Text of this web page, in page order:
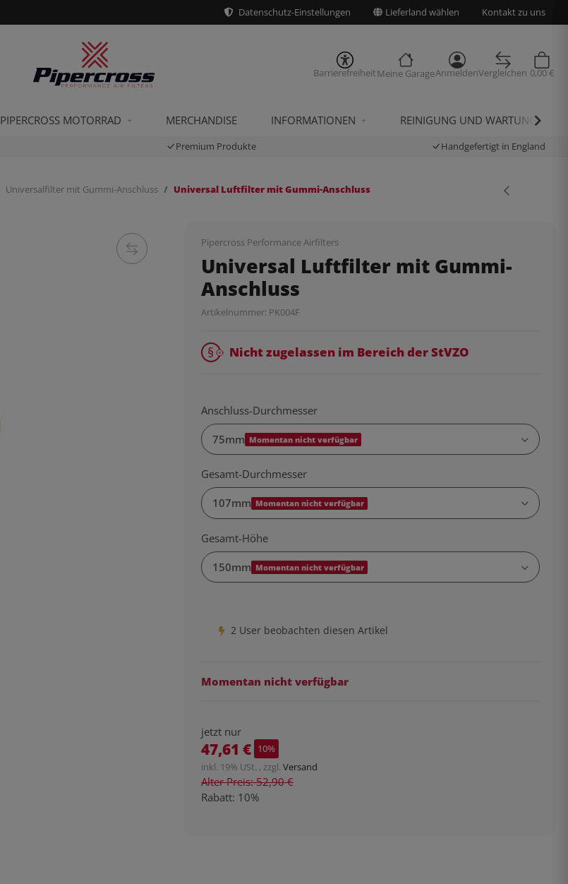
Datenschutz-Einstellungen Lieferland wählen Kontakt zu uns
BarrierefreiheitMeine GarageAnmeldenVergleichen 0,00 €
PIPERCROSS MOTORRAD MERCHANDISE INFORMATIONEN REINIGUNG UND WARTUNG
Premium Produkte Handgefertigt in England
Universalfilter mit Gummi-Anschluss Universal Luftfilter mit Gummi-Anschluss
Pipercross Performance Airfilters
Universal Luftfilter mit Gummi-
Anschluss
Artikelnummer: PK004F
Nicht zugelassen im Bereich der StVZO
Anschluss-Durchmesser
75mm Momentan nicht verfügbar
Gesamt-Durchmesser
107mm Momentan nicht verfügbar
Gesamt-Höhe
150mm Momentan nicht verfügbar
2 User beobachten diesen Artikel
Momentan nicht verfügbar
jetzt nur
47,61 € 10%
inkl. 19% USt. , zzgl. Versand
Alter Preis: 52,90 €
Rabatt: 10%